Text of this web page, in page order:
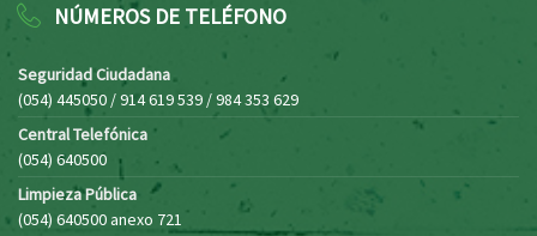
NÚMEROS DE TELÉFONO
Seguridad Ciudadana
(054) 445050 / 914 619 539 / 984 353 629
Central Telefónica
(054) 640500
Limpieza Pública
(054) 640500 anexo 721